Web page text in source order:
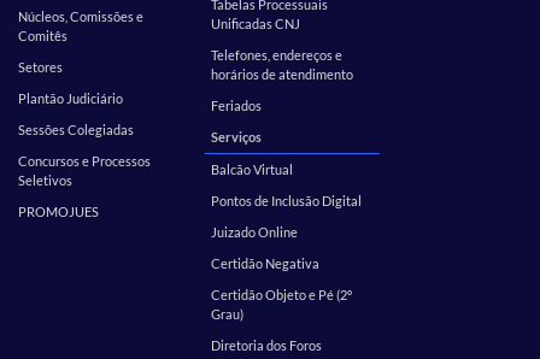
Núcleos, Comissões e
Comitês
Setores
Plantão Judiciário
Sessões Colegiadas
Concursos e Processos
Seletivos
PROMOJUES
Tabelas Processuais
Unificadas CNJ
Telefones, endereços e
horários de atendimento
Feriados
Serviços
Balcão Virtual
Pontos de Inclusão Digital
Juizado Online
Certidão Negativa
Certidão Objeto e Pé (2º
Grau)
Diretoria dos Foros